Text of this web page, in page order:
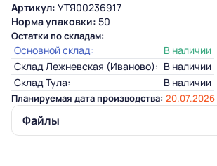
Артикул: УТЯ00236917
Норма упаковки: 50
Остатки по складам:
Основной склад:
В наличии
Склад Лежневская (Иваново): В наличии
Склад Тула:
В наличии
Планируемая дата производства: 20.07.2026
Файлы